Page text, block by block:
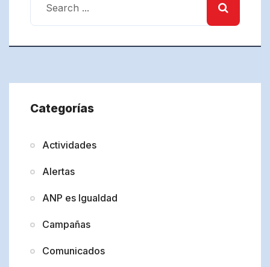
Categorías
Actividades
Alertas
ANP es Igualdad
Campañas
Comunicados